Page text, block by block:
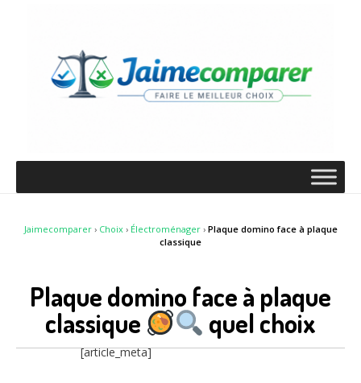
Jaimecomparer› Choix› Électroménager› Plaque domino face à plaque
classique
Plaque domino face à plaque
classique
quel choix
[article_meta]